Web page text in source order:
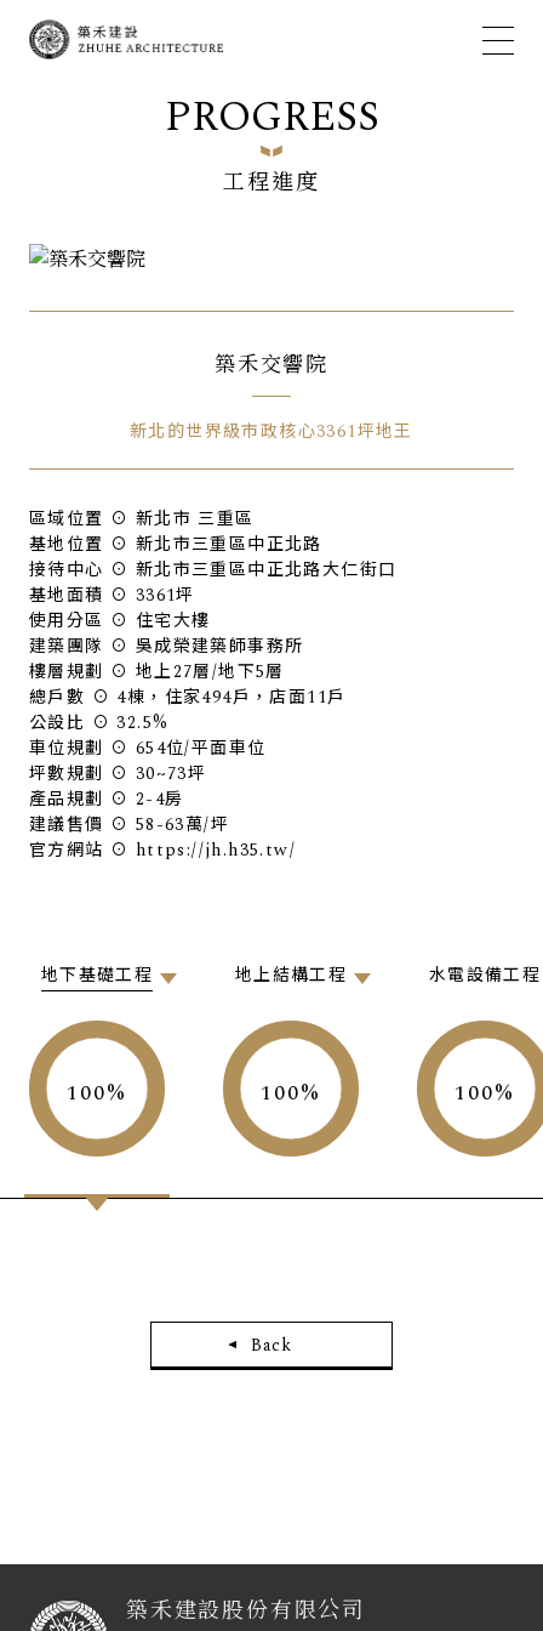
PROGRESS
工程進度
築禾交響院
新北的世界級市政核心3361坪地王
區域位置 ⊙ 新北市 三重區
基地位置 ⊙ 新北市三重區中正北路
接待中心 ⊙ 新北市三重區中正北路大仁街口
基地面積 ⊙ 3361坪
使用分區 ⊙ 住宅大樓
建築團隊 ⊙ 吳成榮建築師事務所
樓層規劃 ⊙ 地上27層/地下5層
總戶數 ⊙ 4棟，住家494戶，店面11戶
公設比 ⊙ 32.5%
車位規劃 ⊙ 654位/平面車位
坪數規劃 ⊙ 30~73坪
產品規劃 ⊙ 2-4房
建議售價 ⊙ 58-63萬/坪
官方網站 ⊙ https://jh.h35.tw/
地下基礎工程
100
地上結構工程
100
水電設備工程
100
Back
築禾建設股份有限公司